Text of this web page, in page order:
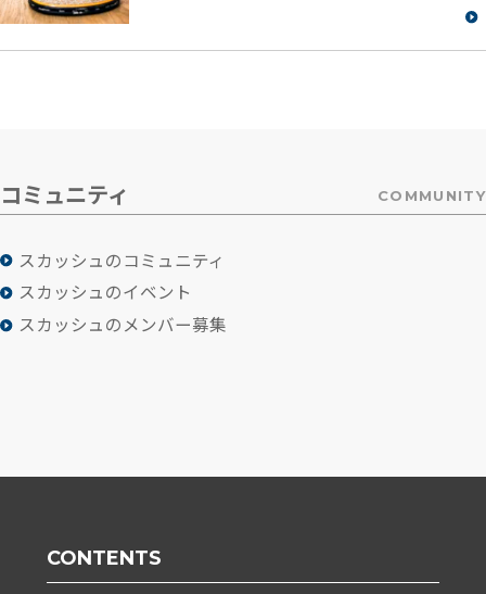
コミュニティ COMMUNITY
スカッシュのコミュニティ
スカッシュのイベント
スカッシュのメンバー募集
CONTENTS